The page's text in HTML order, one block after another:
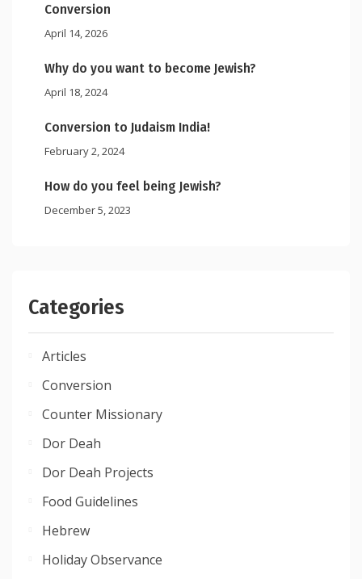
Conversion
April 14, 2026
Why do you want to become Jewish?
April 18, 2024
Conversion to Judaism India!
February 2, 2024
How do you feel being Jewish?
December 5, 2023
Categories
Articles
Conversion
Counter Missionary
Dor Deah
Dor Deah Projects
Food Guidelines
Hebrew
Holiday Observance